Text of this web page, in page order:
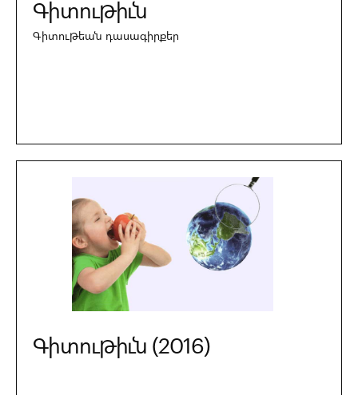
Գիտութիւն
Գիտութեան դասագիրքեր
Գիտութիւն (2016)